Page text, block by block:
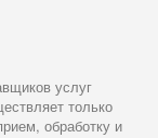
услуг
только
обработку и